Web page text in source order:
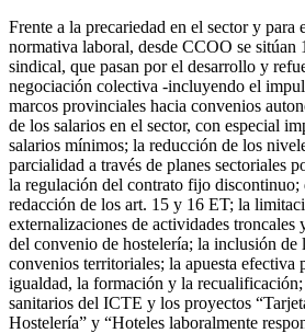
Frente a la precariedad en el sector y para
normativa laboral, desde CCOO se sitúan
sindical, que pasan por el desarrollo y
negociación colectiva -incluyendo el
marcos provinciales hacia convenios
de los salarios en el sector, con especial
salarios mínimos; la reducción de los
parcialidad a través de planes sectoriales
la regulación del contrato fijo discontinuo;
redacción de los art. 15 y 16 ET; la
externalizaciones de actividades troncales
del convenio de hostelería; la inclusión de
convenios territoriales; la apuesta efectiva
igualdad, la formación y la
sanitarios del ICTE y los proyectos
Hostelería” y “Hoteles laboralmente